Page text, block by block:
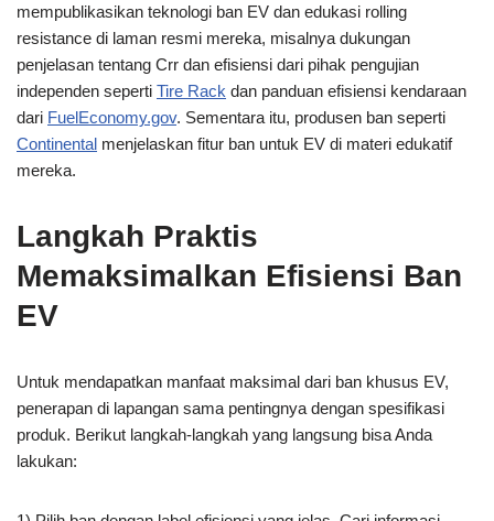
mempublikasikan teknologi ban EV dan edukasi rolling
resistance di laman resmi mereka, misalnya dukungan
penjelasan tentang Crr dan efisiensi dari pihak pengujian
independen seperti Tire Rack dan panduan efisiensi kendaraan
dari FuelEconomy.gov. Sementara itu, produsen ban seperti
Continental menjelaskan fitur ban untuk EV di materi edukatif
mereka.
Langkah Praktis
Memaksimalkan Efisiensi Ban
EV
Untuk mendapatkan manfaat maksimal dari ban khusus EV,
penerapan di lapangan sama pentingnya dengan spesifikasi
produk. Berikut langkah-langkah yang langsung bisa Anda
lakukan: